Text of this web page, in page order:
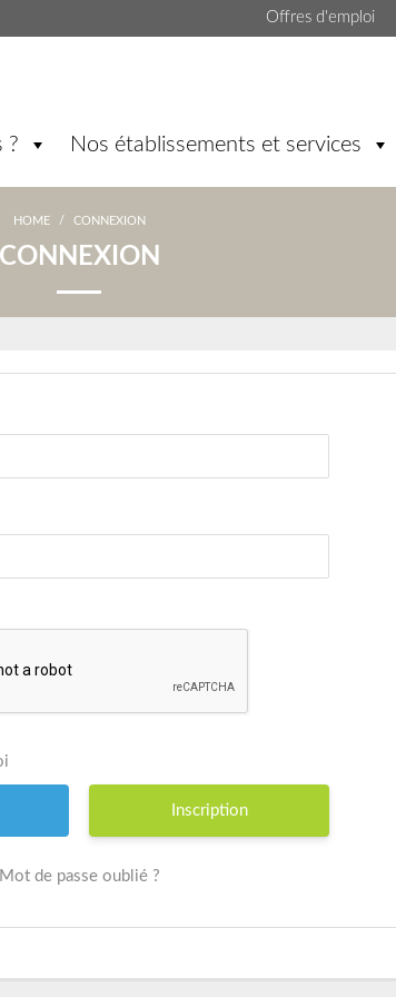
Offres d'emploi
? Nos établissements et services
HOME / CONNEXION
CONNEXION
Inscription
Mot de passe oublié ?